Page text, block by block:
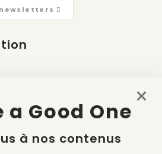
a Good One
à nos contenus